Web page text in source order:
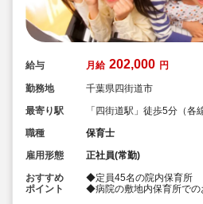
給与 月給 202,000 円
勤務地
千葉県四街道市
最寄り駅
「四街道駅」徒歩5分（各
職種
保育士
雇用形態
正社員(常勤)
おすすめ
ポイント
◆定員45名の院内保育所
◆病院の敷地内保育所での